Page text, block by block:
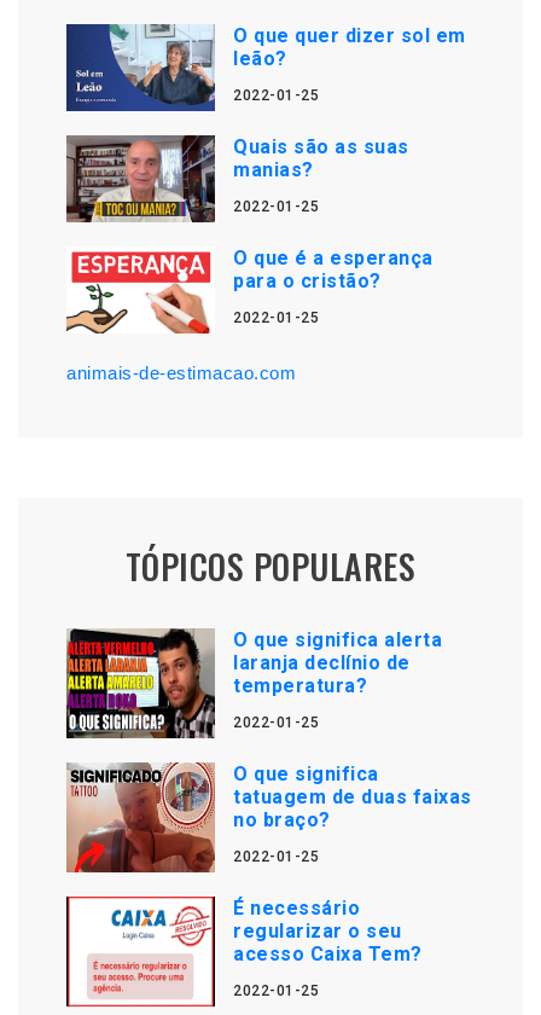
O que quer dizer sol em
leão?
2022-01-25
Quais são as suas
manias?
2022-01-25
O que é a esperança
para o cristão?
2022-01-25
animais-de-estimacao.com
TÓPICOS POPULARES
O que significa alerta
laranja declínio de
temperatura?
2022-01-25
O que significa
tatuagem de duas faixas
no braço?
2022-01-25
É necessário
regularizar o seu
acesso Caixa Tem?
2022-01-25